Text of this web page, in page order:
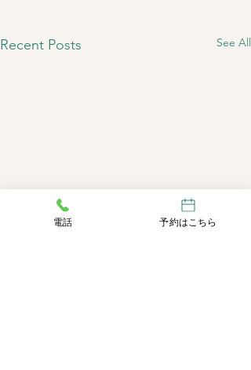
Recent Posts See All
電話 予約はこちら